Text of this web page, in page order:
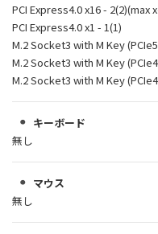
PCI Express4.0 x16 - 2(2)(max
PCI Express4.0 x1 - 1(1)
M.2 Socket3 with M Key
M.2 Socket3 with M Key
M.2 Socket3 with M Key
キーボード
無し
マウス
無し